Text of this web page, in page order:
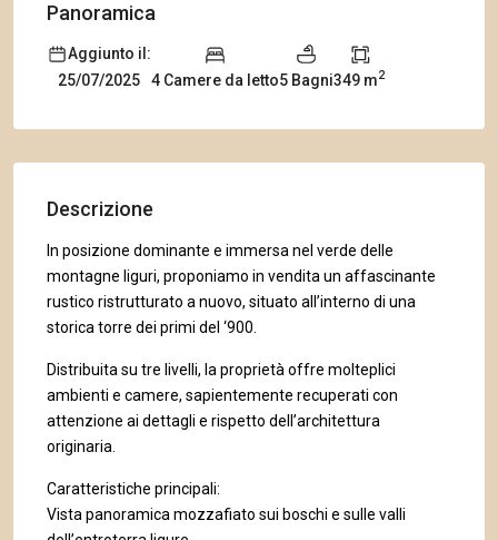
Panoramica
Aggiunto il:
25/07/2025
4 Camere da letto5 Bagni349 m2
Descrizione
In posizione dominante e immersa nel verde delle
montagne liguri, proponiamo in vendita un affascinante
rustico ristrutturato a nuovo, situato all’interno di una
storica torre dei primi del ‘900.
Distribuita su tre livelli, la proprietà offre molteplici
ambienti e camere, sapientemente recuperati con
attenzione ai dettagli e rispetto dell’architettura
originaria.
Caratteristiche principali:
Vista panoramica mozzafiato sui boschi e sulle valli